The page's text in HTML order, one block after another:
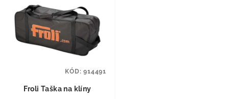
Froli Taška na klíny
KÓD:914491